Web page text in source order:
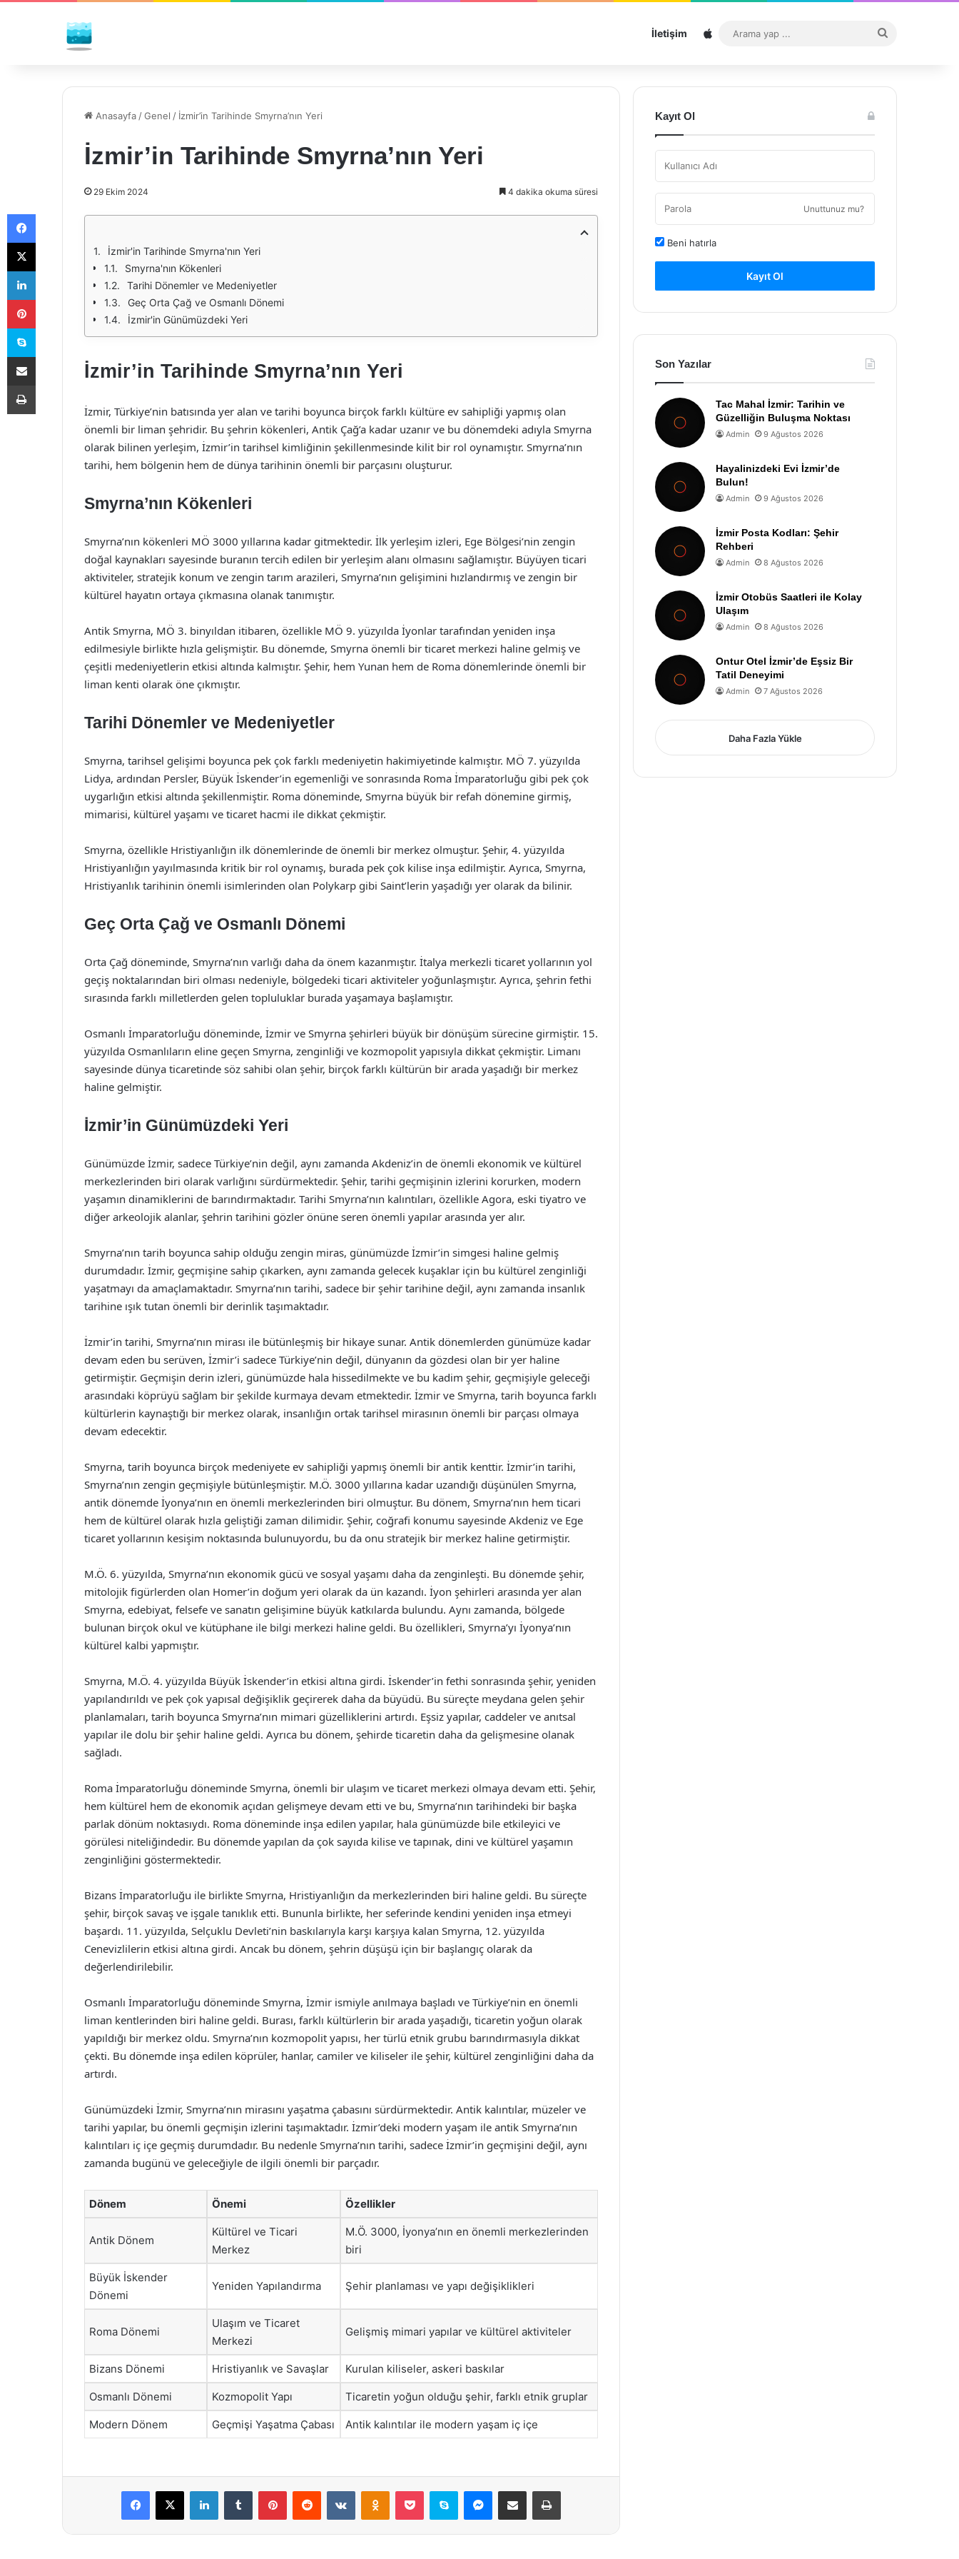
İletişim Sitemap
...
Anasayfa /Genel / İzmir’in Tarihinde Smyrna’nın Yeri
İzmir’in Tarihinde Smyrna’nın Yeri
29 Ekim 2024 4 dakika okuma süresi
İzmir'in Tarihinde Smyrna'nın Yeri
Smyrna'nın Kökenleri
Tarihi Dönemler ve Medeniyetler
Geç Orta Çağ ve Osmanlı Dönemi
İzmir'in Günümüzdeki Yeri
İzmir’in Tarihinde Smyrna’nın Yeri
İzmir, Türkiye’nin batısında yer alan ve tarihi boyunca birçok farklı kültüre ev sahipliği yapmış olan
önemli bir liman şehridir. Bu şehrin kökenleri, Antik Çağ’a kadar uzanır ve bu dönemdeki adıyla Smyrna
olarak bilinen yerleşim, İzmir’in tarihsel kimliğinin şekillenmesinde kilit bir rol oynamıştır. Smyrna’nın
tarihi, hem bölgenin hem de dünya tarihinin önemli bir parçasını oluşturur.
Smyrna’nın Kökenleri
Smyrna’nın kökenleri MÖ 3000 yıllarına kadar gitmektedir. İlk yerleşim izleri, Ege Bölgesi’nin zengin
doğal kaynakları sayesinde buranın tercih edilen bir yerleşim alanı olmasını sağlamıştır. Büyüyen ticari
aktiviteler, stratejik konum ve zengin tarım arazileri, Smyrna’nın gelişimini hızlandırmış ve zengin bir
kültürel hayatın ortaya çıkmasına olanak tanımıştır.
Antik Smyrna, MÖ 3. binyıldan itibaren, özellikle MÖ 9. yüzyılda İyonlar tarafından yeniden inşa
edilmesiyle birlikte hızla gelişmiştir. Bu dönemde, Smyrna önemli bir ticaret merkezi haline gelmiş ve
çeşitli medeniyetlerin etkisi altında kalmıştır. Şehir, hem Yunan hem de Roma dönemlerinde önemli bir
liman kenti olarak öne çıkmıştır.
Tarihi Dönemler ve Medeniyetler
Smyrna, tarihsel gelişimi boyunca pek çok farklı medeniyetin hakimiyetinde kalmıştır. MÖ 7. yüzyılda
Lidya, ardından Persler, Büyük İskender’in egemenliği ve sonrasında Roma İmparatorluğu gibi pek çok
uygarlığın etkisi altında şekillenmiştir. Roma döneminde, Smyrna büyük bir refah dönemine girmiş,
mimarisi, kültürel yaşamı ve ticaret hacmi ile dikkat çekmiştir.
Smyrna, özellikle Hristiyanlığın ilk dönemlerinde de önemli bir merkez olmuştur. Şehir, 4. yüzyılda
Hristiyanlığın yayılmasında kritik bir rol oynamış, burada pek çok kilise inşa edilmiştir. Ayrıca, Smyrna,
Hristiyanlık tarihinin önemli isimlerinden olan Polykarp gibi Saint’lerin yaşadığı yer olarak da bilinir.
Geç Orta Çağ ve Osmanlı Dönemi
Orta Çağ döneminde, Smyrna’nın varlığı daha da önem kazanmıştır. İtalya merkezli ticaret yollarının yol
geçiş noktalarından biri olması nedeniyle, bölgedeki ticari aktiviteler yoğunlaşmıştır. Ayrıca, şehrin fethi
sırasında farklı milletlerden gelen topluluklar burada yaşamaya başlamıştır.
Osmanlı İmparatorluğu döneminde, İzmir ve Smyrna şehirleri büyük bir dönüşüm sürecine girmiştir. 15.
yüzyılda Osmanlıların eline geçen Smyrna, zenginliği ve kozmopolit yapısıyla dikkat çekmiştir. Limanı
sayesinde dünya ticaretinde söz sahibi olan şehir, birçok farklı kültürün bir arada yaşadığı bir merkez
haline gelmiştir.
İzmir’in Günümüzdeki Yeri
Günümüzde İzmir, sadece Türkiye’nin değil, aynı zamanda Akdeniz’in de önemli ekonomik ve kültürel
merkezlerinden biri olarak varlığını sürdürmektedir. Şehir, tarihi geçmişinin izlerini korurken, modern
yaşamın dinamiklerini de barındırmaktadır. Tarihi Smyrna’nın kalıntıları, özellikle Agora, eski tiyatro ve
diğer arkeolojik alanlar, şehrin tarihini gözler önüne seren önemli yapılar arasında yer alır.
Smyrna’nın tarih boyunca sahip olduğu zengin miras, günümüzde İzmir’in simgesi haline gelmiş
durumdadır. İzmir, geçmişine sahip çıkarken, aynı zamanda gelecek kuşaklar için bu kültürel zenginliği
yaşatmayı da amaçlamaktadır. Smyrna’nın tarihi, sadece bir şehir tarihine değil, aynı zamanda insanlık
tarihine ışık tutan önemli bir derinlik taşımaktadır.
İzmir’in tarihi, Smyrna’nın mirası ile bütünleşmiş bir hikaye sunar. Antik dönemlerden günümüze kadar
devam eden bu serüven, İzmir’i sadece Türkiye’nin değil, dünyanın da gözdesi olan bir yer haline
getirmiştir. Geçmişin derin izleri, günümüzde hala hissedilmekte ve bu kadim şehir, geçmişiyle geleceği
arasındaki köprüyü sağlam bir şekilde kurmaya devam etmektedir. İzmir ve Smyrna, tarih boyunca farklı
kültürlerin kaynaştığı bir merkez olarak, insanlığın ortak tarihsel mirasının önemli bir parçası olmaya
devam edecektir.
Smyrna, tarih boyunca birçok medeniyete ev sahipliği yapmış önemli bir antik kenttir. İzmir’in tarihi,
Smyrna’nın zengin geçmişiyle bütünleşmiştir. M.Ö. 3000 yıllarına kadar uzandığı düşünülen Smyrna,
antik dönemde İyonya’nın en önemli merkezlerinden biri olmuştur. Bu dönem, Smyrna’nın hem ticari
hem de kültürel olarak hızla geliştiği zaman dilimidir. Şehir, coğrafi konumu sayesinde Akdeniz ve Ege
ticaret yollarının kesişim noktasında bulunuyordu, bu da onu stratejik bir merkez haline getirmiştir.
M.Ö. 6. yüzyılda, Smyrna’nın ekonomik gücü ve sosyal yaşamı daha da zenginleşti. Bu dönemde şehir,
mitolojik figürlerden olan Homer’in doğum yeri olarak da ün kazandı. İyon şehirleri arasında yer alan
Smyrna, edebiyat, felsefe ve sanatın gelişimine büyük katkılarda bulundu. Aynı zamanda, bölgede
bulunan birçok okul ve kütüphane ile bilgi merkezi haline geldi. Bu özellikleri, Smyrna’yı İyonya’nın
kültürel kalbi yapmıştır.
Smyrna, M.Ö. 4. yüzyılda Büyük İskender’in etkisi altına girdi. İskender’in fethi sonrasında şehir, yeniden
yapılandırıldı ve pek çok yapısal değişiklik geçirerek daha da büyüdü. Bu süreçte meydana gelen şehir
planlamaları, tarih boyunca Smyrna’nın mimari güzelliklerini artırdı. Eşsiz yapılar, caddeler ve anıtsal
yapılar ile dolu bir şehir haline geldi. Ayrıca bu dönem, şehirde ticaretin daha da gelişmesine olanak
sağladı.
Roma İmparatorluğu döneminde Smyrna, önemli bir ulaşım ve ticaret merkezi olmaya devam etti. Şehir,
hem kültürel hem de ekonomik açıdan gelişmeye devam etti ve bu, Smyrna’nın tarihindeki bir başka
parlak dönüm noktasıydı. Roma döneminde inşa edilen yapılar, hala günümüzde bile etkileyici ve
görülesi niteliğindedir. Bu dönemde yapılan da çok sayıda kilise ve tapınak, dini ve kültürel yaşamın
zenginliğini göstermektedir.
Bizans İmparatorluğu ile birlikte Smyrna, Hristiyanlığın da merkezlerinden biri haline geldi. Bu süreçte
şehir, birçok savaş ve işgale tanıklık etti. Bununla birlikte, her seferinde kendini yeniden inşa etmeyi
başardı. 11. yüzyılda, Selçuklu Devleti’nin baskılarıyla karşı karşıya kalan Smyrna, 12. yüzyılda
Cenevizlilerin etkisi altına girdi. Ancak bu dönem, şehrin düşüşü için bir başlangıç olarak da
değerlendirilebilir.
Osmanlı İmparatorluğu döneminde Smyrna, İzmir ismiyle anılmaya başladı ve Türkiye’nin en önemli
liman kentlerinden biri haline geldi. Burası, farklı kültürlerin bir arada yaşadığı, ticaretin yoğun olarak
yapıldığı bir merkez oldu. Smyrna’nın kozmopolit yapısı, her türlü etnik grubu barındırmasıyla dikkat
çekti. Bu dönemde inşa edilen köprüler, hanlar, camiler ve kiliseler ile şehir, kültürel zenginliğini daha da
artırdı.
Günümüzdeki İzmir, Smyrna’nın mirasını yaşatma çabasını sürdürmektedir. Antik kalıntılar, müzeler ve
tarihi yapılar, bu önemli geçmişin izlerini taşımaktadır. İzmir’deki modern yaşam ile antik Smyrna’nın
kalıntıları iç içe geçmiş durumdadır. Bu nedenle Smyrna’nın tarihi, sadece İzmir’in geçmişini değil, aynı
zamanda bugünü ve geleceğiyle de ilgili önemli bir parçadır.
Dönem Önemi Özellikler
Antik Dönem
Kültürel ve Ticari
Merkez
M.Ö. 3000, İyonya’nın en önemli merkezlerinden
biri
Büyük İskender
Dönemi
Yeniden Yapılandırma Şehir planlaması ve yapı değişiklikleri
Roma Dönemi
Ulaşım ve Ticaret
Merkezi
Gelişmiş mimari yapılar ve kültürel aktiviteler
Bizans Dönemi Hristiyanlık ve Savaşlar Kurulan kiliseler, askeri baskılar
Osmanlı Dönemi Kozmopolit Yapı Ticaretin yoğun olduğu şehir, farklı etnik gruplar
Modern Dönem Geçmişi Yaşatma Çabası Antik kalıntılar ile modern yaşam iç içe
Facebook
X LinkedInTumblr PinterestReddit VKontakteOdnoklassniki
Pocket Skype Messenger
E-Posta ile paylaş Yazdır
Kayıt Ol
Unuttunuz mu?
Beni hatırla
Kayıt Ol
Son Yazılar
Tac Mahal İzmir: Tarihin ve
Güzelliğin Buluşma Noktası
Admin 9 Ağustos 2026
Hayalinizdeki Evi İzmir’de
Bulun!
Admin 9 Ağustos 2026
İzmir Posta Kodları: Şehir
Rehberi
Admin 8 Ağustos 2026
İzmir Otobüs Saatleri ile Kolay
Ulaşım
Admin 8 Ağustos 2026
Ontur Otel İzmir’de Eşsiz Bir
Tatil Deneyimi
Admin 7 Ağustos 2026
Daha Fazla Yükle
Facebook
X
LinkedIn
Pinterest
Skype
E-Posta ile paylaş